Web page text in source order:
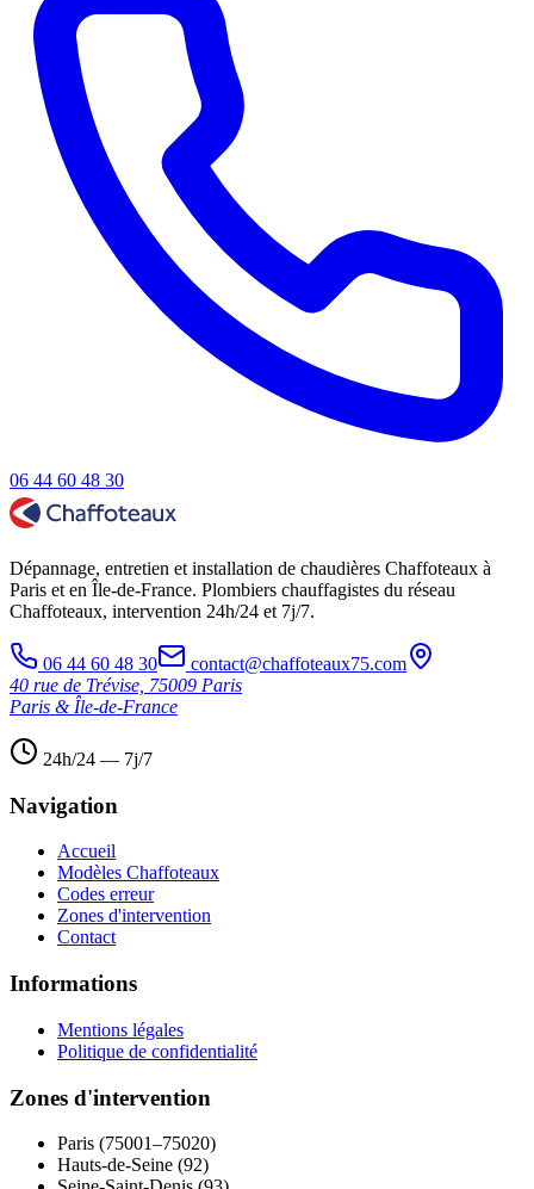
06 44 60 48 30
Dépannage, entretien et installation de chaudières Chaffoteaux à
Paris et en Île-de-France. Plombiers chauffagistes du réseau
Chaffoteaux, intervention 24h/24 et 7j/7.
06 44 60 48 30
contact@chaffoteaux75.com
40 rue de Trévise, 75009 Paris
Paris & Île-de-France
24h/24 — 7j/7
Navigation
Accueil
Modèles Chaffoteaux
Codes erreur
Zones d'intervention
Contact
Informations
Mentions légales
Politique de confidentialité
Zones d'intervention
Paris (75001–75020)
Hauts-de-Seine (92)